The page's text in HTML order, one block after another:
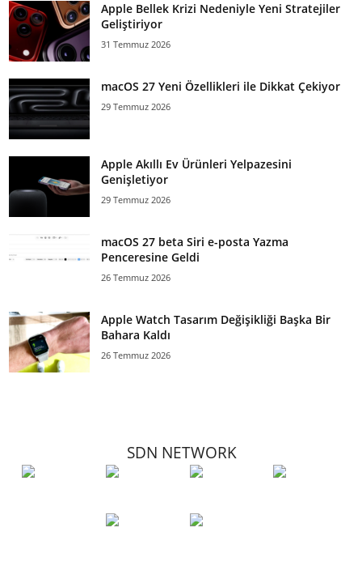
Apple Bellek Krizi Nedeniyle Yeni Stratejiler
Geliştiriyor
31 Temmuz 2026
macOS 27 Yeni Özellikleri ile Dikkat Çekiyor
29 Temmuz 2026
Apple Akıllı Ev Ürünleri Yelpazesini
Genişletiyor
29 Temmuz 2026
macOS 27 beta Siri e-posta Yazma
Penceresine Geldi
26 Temmuz 2026
Apple Watch Tasarım Değişikliği Başka Bir
Bahara Kaldı
26 Temmuz 2026
SDN NETWORK